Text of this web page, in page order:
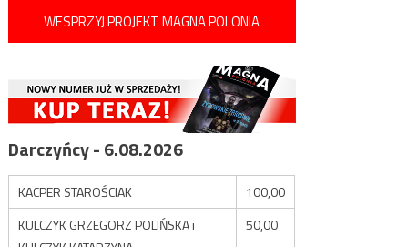
WESPRZYJ PROJEKT MAGNA POLONIA
Darczyńcy - 6.08.2026
KACPER STAROŚCIAK
100,00
KULCZYK GRZEGORZ POLIŃSKA i
50,00